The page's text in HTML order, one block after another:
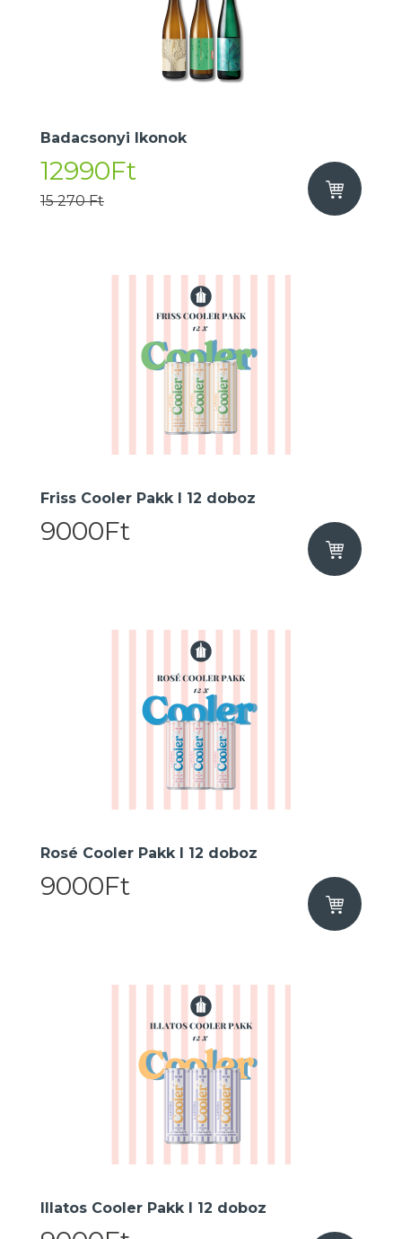
Badacsonyi Ikonok
12990Ft
15 270 Ft
Friss Cooler Pakk I 12 doboz
9000Ft
Rosé Cooler Pakk I 12 doboz
9000Ft
Illatos Cooler Pakk I 12 doboz